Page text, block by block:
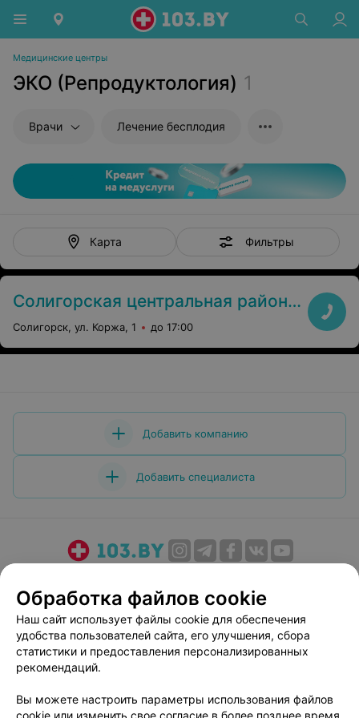
Медицинские центры
ЭКО (Репродуктология) 1
Врачи Лечение бесплодия
Карта Фильтры
Солигорская центральная районная больница
Солигорск, ул. Коржа, 1 до 17:00
Добавить компанию
Добавить специалиста
Медицинский маркетинг
Публичный договор
Пользовательское соглашение
Способы оплаты
Вакансии
Партнеры
Персональные настройки cookie
Обработка файлов cookie
Наш сайт использует файлы cookie для обеспечения
удобства пользователей сайта, его улучшения, сбора
статистики и предоставления персонализированных
рекомендаций.
Вы можете настроить параметры использования файлов
cookie или изменить свое согласие в более позднее время.